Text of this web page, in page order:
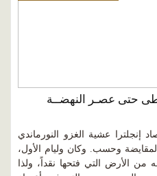
حتى عصـر النهضــة
إنجلترا عشية الغزو النورماندي
على المقايضة وحسب. وكان وليام الأول،
من الأرض التي فتحها نقداً، ولذا